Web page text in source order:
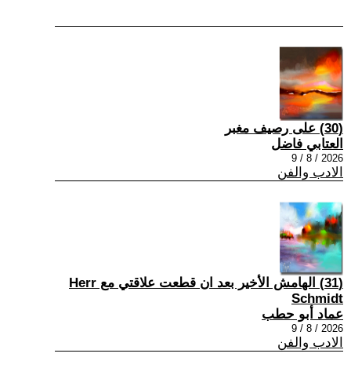
(30) على رصيف مغبر
العتابي فاضل
2026 / 8 / 9
الادب والفن
(31) الهامش الأخير بعد ان قطعت علاقتي مع Herr
Schmidt
عماد أبو حطب
2026 / 8 / 9
الادب والفن